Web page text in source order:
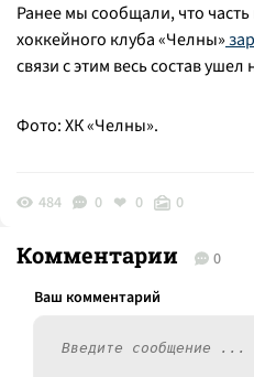
Ранее мы сообщали, что
хоккейного клуба «Челны»
связи с этим весь состав
Фото: ХК «Челны».
484 0 0 0
Комментарии 0